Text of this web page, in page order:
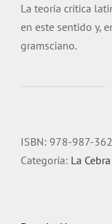
La teoría crítica
en este sentido y,
gramsciano.
la
ISBN: 978-987-
Categoría: La